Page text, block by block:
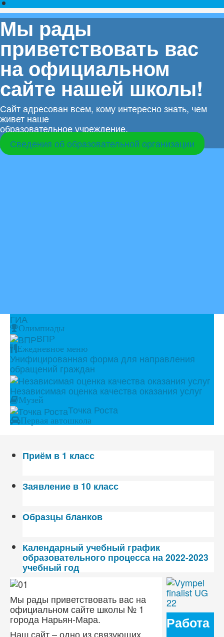
Мы рады
приветствовать вас
на официальном
сайте нашей школы!
Сайт адресован всем, кому интересно знать, чем
живет наше
образовательное учреждение.
Сведения об образовательной организации
ГИА
Олимпиады
ВПР
Ежедневное меню
Унифицированная форма для направления
обращений граждан
Независимая оценка качества оказания услуг
Музей
Точка Роста
Первая автошкола
Приём в 1 класс
Заявление в 10 класс
Образцы бланков
Календарный учебный график
образовательного процесса на 2022-2023
учебный год
Мы рады приветствовать вас на
официальном сайте школы № 1
города Нарьян-Мара.
Наш сайт – одно из связующих
Работа